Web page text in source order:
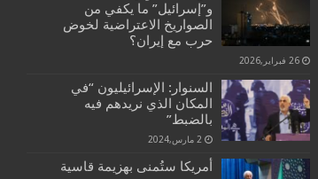
و”إسرائيل” ما يكفي من
الصواريخ الاعتراضية لخوض
حرب مع إيران؟
26 فبراير,2026
السنوار: الإسرائيليون “في
المكان الذي نريدهم فيه
بالضبط”
2 مارس,2024
أمريكا ستُمنى بهزيمة قاسية